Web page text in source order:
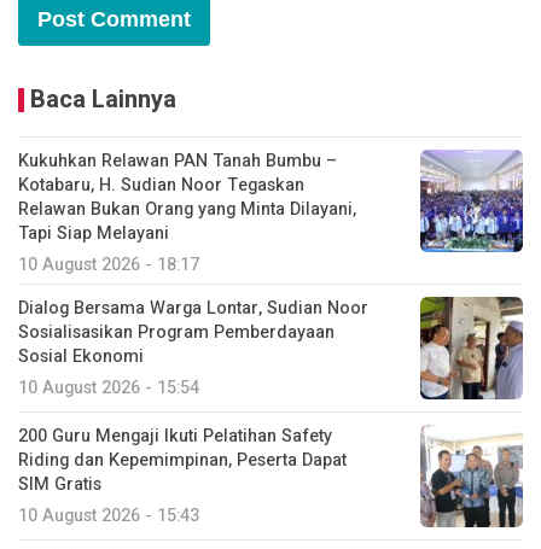
Baca Lainnya
Kukuhkan Relawan PAN Tanah Bumbu –
Kotabaru, H. Sudian Noor Tegaskan
Relawan Bukan Orang yang Minta Dilayani,
Tapi Siap Melayani
10 August 2026 - 18:17
Dialog Bersama Warga Lontar, Sudian Noor
Sosialisasikan Program Pemberdayaan
Sosial Ekonomi
10 August 2026 - 15:54
200 Guru Mengaji Ikuti Pelatihan Safety
Riding dan Kepemimpinan, Peserta Dapat
SIM Gratis
10 August 2026 - 15:43